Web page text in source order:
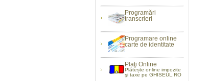
Programări
transcrieri
Programare online
carte de identitate
Plaţi Online
Plătește online impozite
şi taxe pe GHISEUL.RO